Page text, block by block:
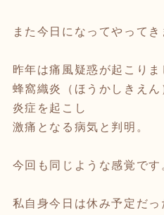
また今日になってやってき
昨年は痛風疑惑が起こり
蜂窩織炎（ほうかしきえ
炎症を起こし
激痛となる病気と判明。
今回も同じような感覚です
私自身今日は休み予定だっ